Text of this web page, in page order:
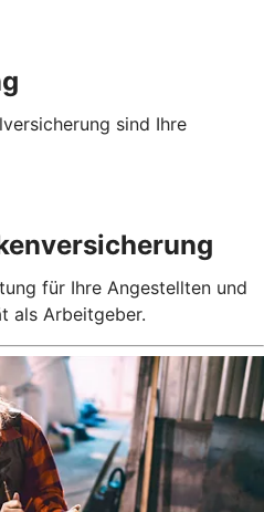
sind Ihre
für Ihre Angestellten und
als Arbeitgeber.